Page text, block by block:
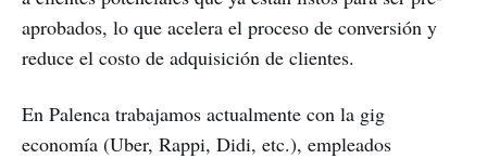
aprobados, lo que acelera el proceso de conversión y
reduce el costo de adquisición de clientes.
En Palenca trabajamos actualmente con la gig
economía (Uber, Rappi, Didi, etc.), empleados